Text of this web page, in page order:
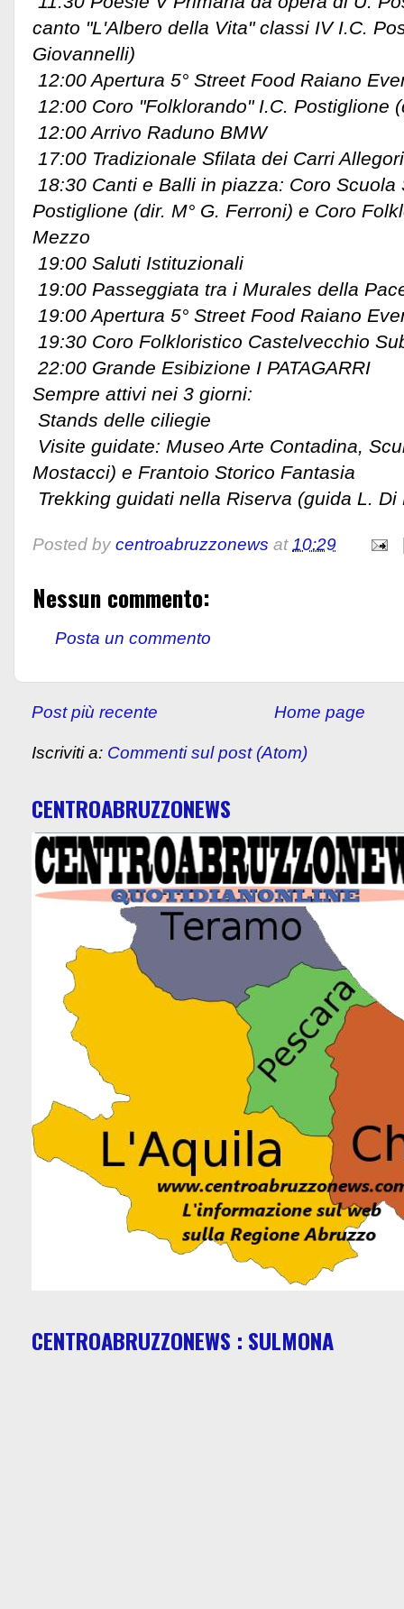
canto "L'Albero della Vita" classi IV I.C.
Giovannelli)
12:00 Apertura 5° Street Food Raiano
12:00 Coro "Folklorando" I.C. Postiglione
12:00 Arrivo Raduno BMW
17:00 Tradizionale Sfilata dei Carri
18:30 Canti e Balli in piazza: Coro Scuola
Postiglione (dir. M° G. Ferroni) e Coro
Mezzo
19:00 Saluti Istituzionali
19:00 Passeggiata tra i Murales della
19:00 Apertura 5° Street Food Raiano
19:30 Coro Folkloristico Castelvecchio
22:00 Grande Esibizione I PATAGARRI
Sempre attivi nei 3 giorni:
Stands delle ciliegie
Visite guidate: Museo Arte Contadina,
Mostacci) e Frantoio Storico Fantasia
Trekking guidati nella Riserva (guida L. Di
Posted by centroabruzzonews at10:29
Nessun commento:
Posta un commento
Post più recente Home page
Iscriviti a: Commenti sul post (Atom)
CENTROABRUZZONEWS
CENTROABRUZZONEWS : SULMONA